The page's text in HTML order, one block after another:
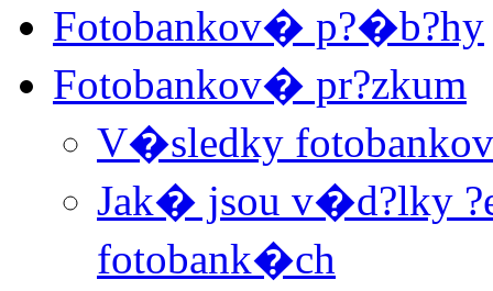
Fotobankov� p?�b?hy
Fotobankov� pr?zkum
V�sledky
Jak� jsou v�d?lky
fotobank�ch